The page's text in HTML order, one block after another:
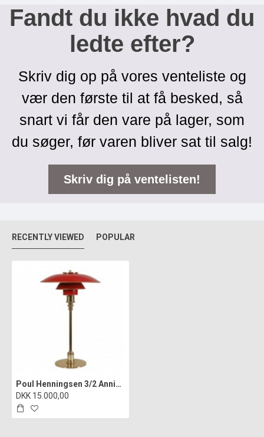
Fandt du ikke hvad du
ledte efter?
Skriv dig op på vores venteliste og
vær den første til at få besked, så
snart vi får den vare på lager, som
du søger, før varen bliver sat til salg!
Skriv dig på ventelisten!
RECENTLY VIEWED POPULAR
Poul Henningsen 3/2 Anniversary red table lamp Ø: 30
DKK 15.000,00